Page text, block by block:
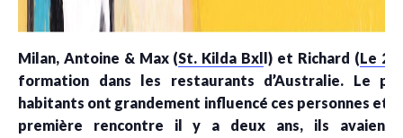
Milan, Antoine & Max (St. Kilda Bxll) et Richard (Le
formation dans les restaurants d’Australie. Le
habitants ont grandement influencé ces personnes et
première rencontre il y a deux ans, ils avaient